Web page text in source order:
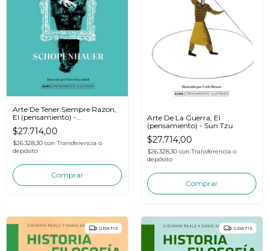
Arte De Tener Siempre Razon,
El (pensamiento) -
schopenhauer
$27.714,00
$26.328,30 con Transferencia o
depósito
Arte De La Guerra, El
(pensamiento) - Sun Tzu
$27.714,00
$26.328,30 con Transferencia o
depósito
GRATIS GRATIS